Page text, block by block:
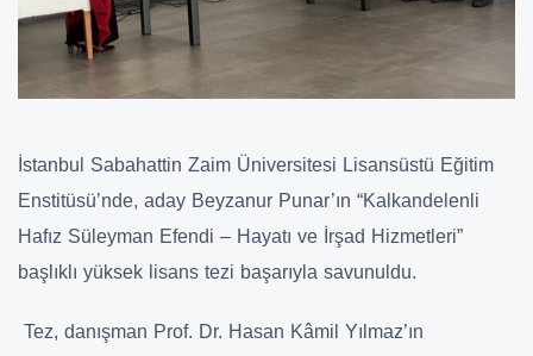
İstanbul Sabahattin Zaim Üniversitesi Lisansüstü Eğitim
Enstitüsü’nde, aday Beyzanur Punar’ın “Kalkandelenli
Hafız Süleyman Efendi – Hayatı ve İrşad Hizmetleri”
başlıklı yüksek lisans tezi başarıyla savunuldu.
Tez, danışman Prof. Dr. Hasan Kâmil Yılmaz’ın